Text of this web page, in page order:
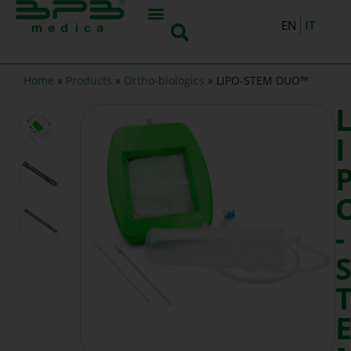
EN IT
Home » Products » Ortho-biologics » LIPO-STEM DUO™
L
I
-
S
E